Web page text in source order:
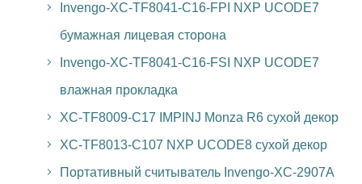
Invengo-XC-TF8041-C16-FPI NXP UCODE7
бумажная лицевая сторона
Invengo-XC-TF8041-C16-FSI NXP UCODE7
влажная прокладка
XC-TF8009-C17 IMPINJ Monza R6 сухой декор
XC-TF8013-C107 NXP UCODE8 сухой декор
Портативный считыватель Invengo-XC-2907A